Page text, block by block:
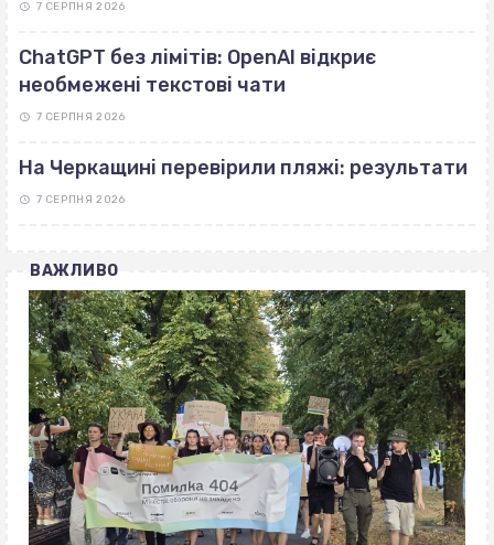
7 СЕРПНЯ 2026
ChatGPT без лімітів: OpenAI відкриє
необмежені текстові чати
7 СЕРПНЯ 2026
На Черкащині перевірили пляжі: результати
7 СЕРПНЯ 2026
ВАЖЛИВО